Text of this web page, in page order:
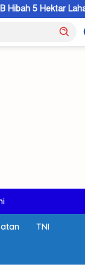
Bupati:
TNI